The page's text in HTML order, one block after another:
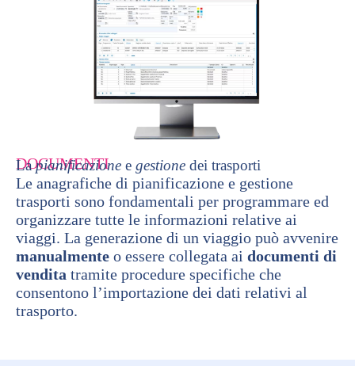
DOCUMENTI
Lapianificazione e gestione dei trasporti
Le anagrafiche di pianificazione e gestione
trasporti sono fondamentali per programmare ed
organizzare tutte le informazioni relative ai
viaggi. La generazione di un viaggio può avvenire
manualmente o essere collegata ai documenti di
vendita tramite procedure specifiche che
consentono l’importazione dei dati relativi al
trasporto.